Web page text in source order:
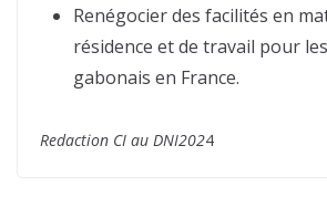
Renégocier des facilités en
résidence et de travail pour
gabonais en France.
Redaction CI au DNI2024